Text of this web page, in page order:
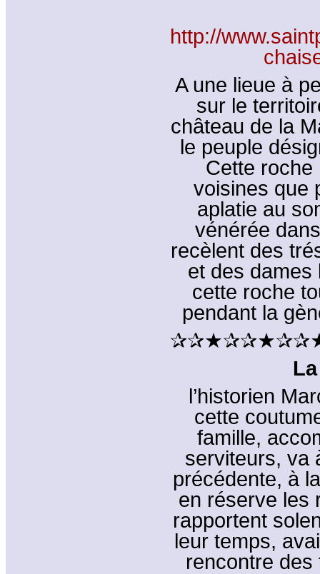
http://
A une lieue à
sur le
château de la
le peuple
Cette
voisines que
aplatie au
vénérée
recèlent des
et des dames
cette roche
pendant la
l’historien
cette
famille,
serviteurs, va
précédente, à
en réserve les
rapportent
leur temps,
rencontre